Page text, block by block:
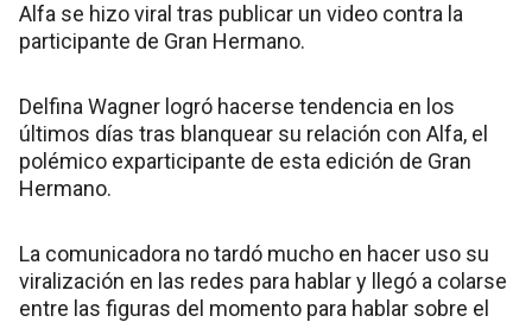
Alfa se hizo viral tras publicar un video contra la
participante de Gran Hermano.
Delfina Wagner logró hacerse tendencia en los
últimos días tras blanquear su relación con Alfa, el
polémico exparticipante de esta edición de Gran
Hermano.
La comunicadora no tardó mucho en hacer uso su
viralización en las redes para hablar y llegó a colarse
entre las figuras del momento para hablar sobre el